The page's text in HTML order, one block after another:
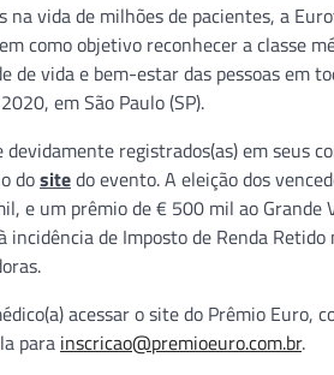
vida de milhões de pacientes, a
como objetivo reconhecer a classe
vida e bem-estar das pessoas em
em São Paulo (SP).
registrados(as) em seus
dositedo evento. A eleição dos
e um prêmio de € 500 mil ao Grande
de Imposto de Renda Retido
acessar o site do Prêmio Euro,
para inscricao@premioeuro.com.br.